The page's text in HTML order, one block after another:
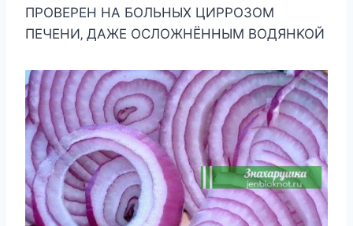
ΠΡΟΒΕΡΕΗ ΗΑ БΟЛЬΗЫΧ ЦИΡΡΟЗΟΜ
ΠΕЧΕΗИ‚ ДΑЖΕ ΟСЛΟЖΗЁΗΗЫΜ ΒΟДЯΗΚΟЙ